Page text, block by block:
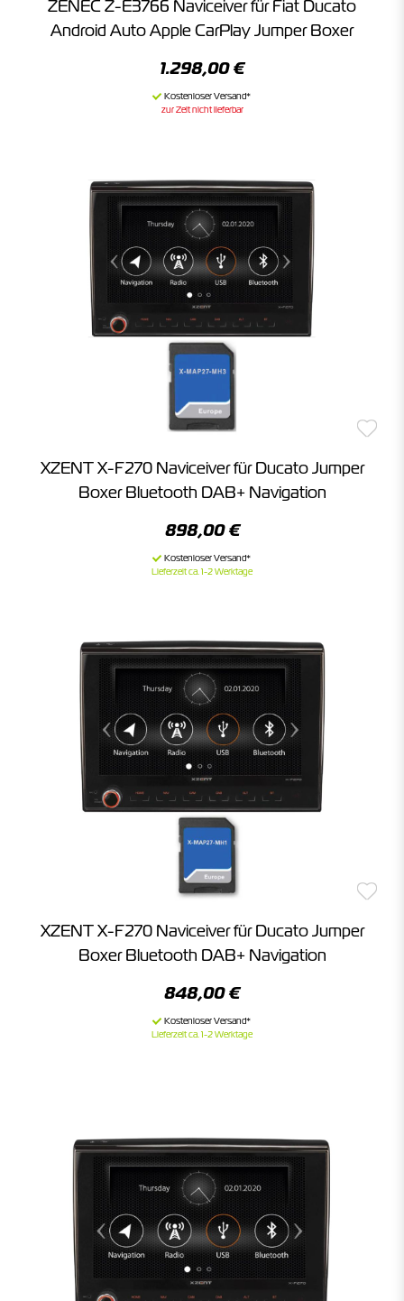
ZENEC Z-E3766 Naviceiver für Fiat Ducato
Android Auto Apple CarPlay Jumper Boxer
1.298,00 €
zur Zeit nicht lieferbar
XZENT X-F270 Naviceiver für Ducato Jumper
Boxer Bluetooth DAB+ Navigation
898,00 €
Lieferzeit ca. 1-2 Werktage
XZENT X-F270 Naviceiver für Ducato Jumper
Boxer Bluetooth DAB+ Navigation
848,00 €
Lieferzeit ca. 1-2 Werktage